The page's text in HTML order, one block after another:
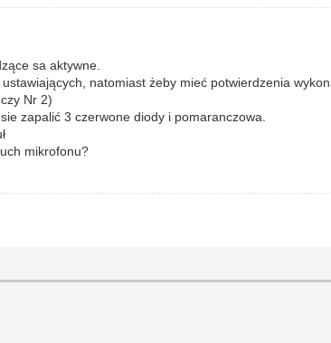
sa aktywne.
natomiast żeby mieć potwierdzenia
Nr 2)
zapalić 3 czerwone diody i pomaranczowa.
mikrofonu?